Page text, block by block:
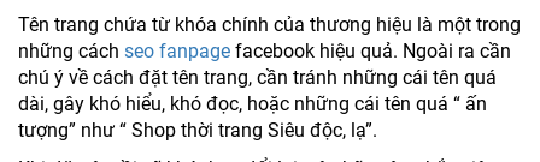
Tên trang chứa từ khóa chính của thương hiệu là một trong
những cách seo fanpage facebook hiệu quả. Ngoài ra cần
chú ý về cách đặt tên trang, cần tránh những cái tên quá
dài, gây khó hiểu, khó đọc, hoặc những cái tên quá “ ấn
tượng” như “ Shop thời trang Siêu độc, lạ”.